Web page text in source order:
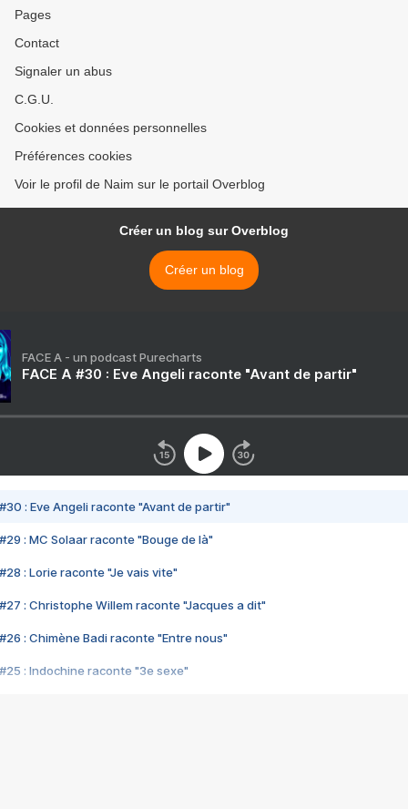
Pages
Contact
Signaler un abus
C.G.U.
Cookies et données personnelles
Préférences cookies
Voir le profil de Naim sur le portail Overblog
Créer un blog sur Overblog
Créer un blog
FACE A - un podcast Purecharts
FACE A #30 : Eve Angeli raconte "Avant de partir"
#30 : Eve Angeli raconte "Avant de partir"
#29 : MC Solaar raconte "Bouge de là"
#28 : Lorie raconte "Je vais vite"
#27 : Christophe Willem raconte "Jacques a dit"
#26 : Chimène Badi raconte "Entre nous"
#25 : Indochine raconte "3e sexe"